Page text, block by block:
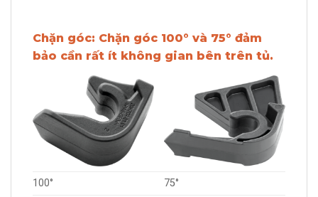
Chặn góc: Chặn góc 100° và 75° đảm
bảo cần rất ít không gian bên trên tủ.
100° 75°